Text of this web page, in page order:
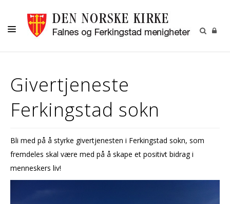
DÅP -VIGSEL-GRAVFERD
KONFIRMASJON
BARN OG UNGDOM
MENIGHETSARBEID
Givertjeneste
Ferkingstad sokn
Bli med på å styrke givertjenesten i Ferkingstad sokn, som
fremdeles skal være med på å skape et positivt bidrag i
menneskers liv!